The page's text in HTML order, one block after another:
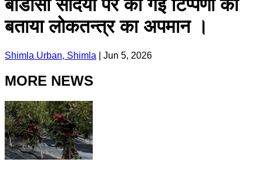
बीडीसी सदियों पर की गई टिप्पणी को
बताया लोकतन्त्र का अपमान ।
Shimla Urban, Shimla Jun 5, 2026
MORE NEWS